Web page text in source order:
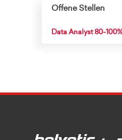
Offene Stellen
Data Analyst 80-